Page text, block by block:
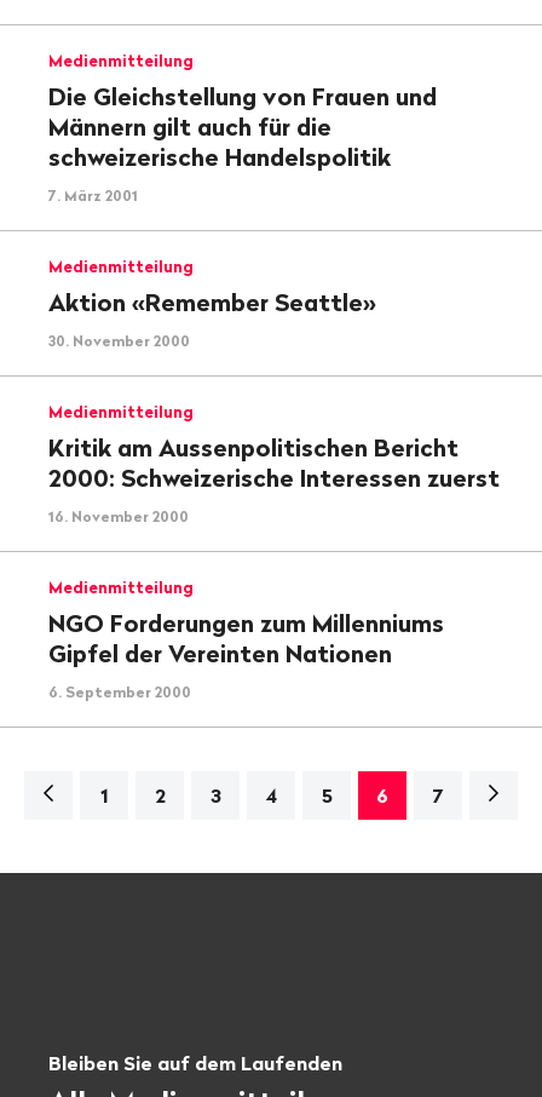
Medienmitteilung
Die Gleichstellung von Frauen und
Männern gilt auch für die
schweizerische Handelspolitik
7. März 2001
Medienmitteilung
Aktion «Remember Seattle»
30. November 2000
Medienmitteilung
Kritik am Aussenpolitischen Bericht
2000: Schweizerische Interessen zuerst
16. November 2000
Medienmitteilung
NGO Forderungen zum Millenniums
Gipfel der Vereinten Nationen
6. September 2000
Navigation
1 2 3 4 5 6 7
Bleiben Sie auf dem Laufenden